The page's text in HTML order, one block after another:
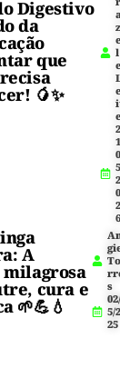
Digestivo
da
que
🥭✨
l
2
0
2
0
2
6
: A
cura e
🌱💪💧
To
s
5/
25